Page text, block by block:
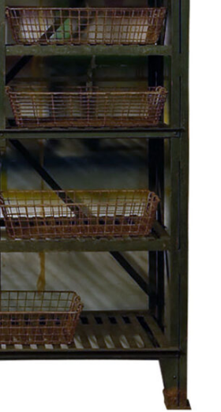
タ
ロ
グ
形
式
で
ご
紹
介
し
て
い
ま
す